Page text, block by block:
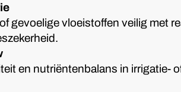
gevoelige vloeistoffen veilig met
en nutriëntenbalans in irrigatie-